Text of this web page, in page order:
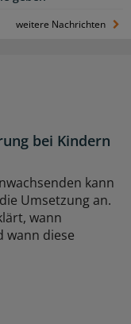
weitere Nachrichten
bei Kindern
kann
Umsetzung an.
wann
wann diese